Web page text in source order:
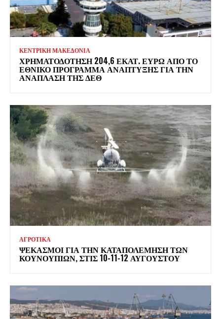
ΚΕΝΤΡΙΚΗ ΜΑΚΕΔΟΝΙΑ
ΧΡΗΜΑΤΟΔΌΤΗΣΗ 204,6 ΕΚΑΤ. ΕΥΡΏ ΑΠΌ ΤΟ
ΕΘΝΙΚΌ ΠΡΌΓΡΑΜΜΑ ΑΝΆΠΤΥΞΗΣ ΓΙΑ ΤΗΝ
ΑΝΆΠΛΑΣΗ ΤΗΣ ΔΕΘ
ΑΓΡΟΤΙΚΑ
ΨΕΚΑΣΜΟΊ ΓΙΑ ΤΗΝ ΚΑΤΑΠΟΛΈΜΗΣΗ ΤΩΝ
ΚΟΥΝΟΥΠΙΏΝ, ΣΤΙΣ 10-11-12 ΑΥΓΟΎΣΤΟΥ